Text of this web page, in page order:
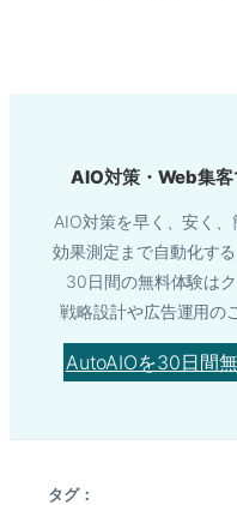
AIO対策・Web集客
AIO対策を早く、安く
効果測定まで自動化す
30日間の無料体験は
戦略設計や広告運用の
AutoAIOを30日間
タグ：